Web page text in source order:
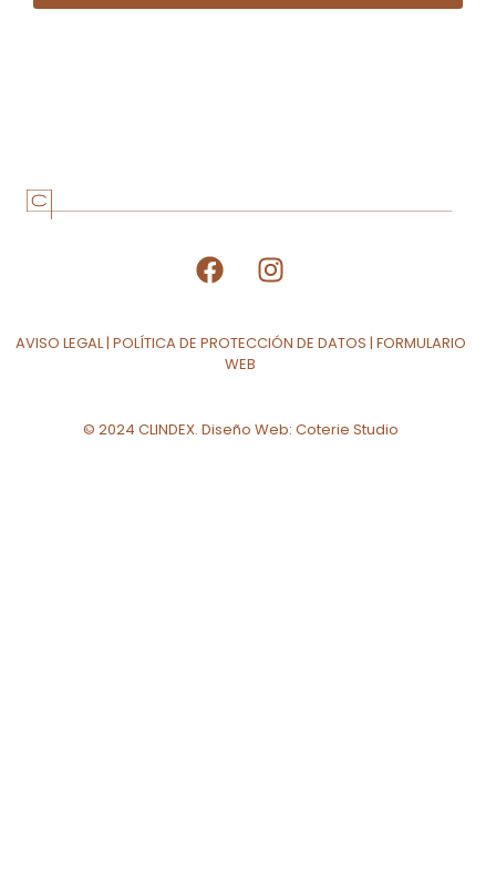
AVISO LEGAL| POLÍTICA DE PROTECCIÓN DE DATOS | FORMULARIO
WEB
© 2024 CLINDEX. Diseño Web: Coterie Studio